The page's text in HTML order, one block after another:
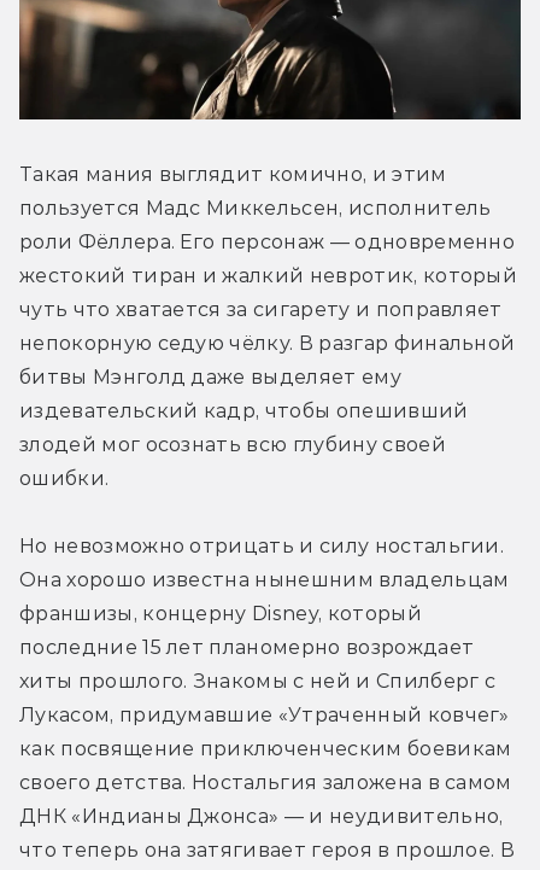
Такая мания выглядит комично, и этим
пользуется Мадс Миккельсен, исполнитель
роли Фёллера. Его персонаж — одновременно
жестокий тиран и жалкий невротик, который
чуть что хватается за сигарету и поправляет
непокорную седую чёлку. В разгар финальной
битвы Мэнголд даже выделяет ему
издевательский кадр, чтобы опешивший
злодей мог осознать всю глубину своей
ошибки.
Но невозможно отрицать и силу ностальгии.
Она хорошо известна нынешним владельцам
франшизы, концерну Disney, который
последние 15 лет планомерно возрождает
хиты прошлого. Знакомы с ней и Спилберг с
Лукасом, придумавшие «Утраченный ковчег»
как посвящение приключенческим боевикам
своего детства. Ностальгия заложена в самом
ДНК «Индианы Джонса» — и неудивительно,
что теперь она затягивает героя в прошлое. В